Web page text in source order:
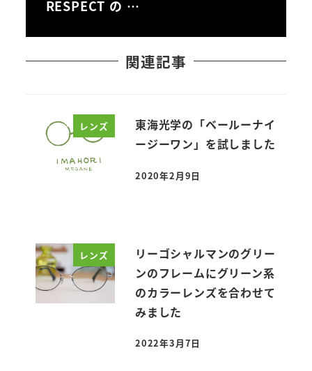
RESPECT の …
関連記事
レンズ
東海光学の「ベールーナイ
ージーワン」を試しました
投稿日
2020年2月9日
レンズ
リーゴシャルマンのグリー
ンのフレームにグリーン系
のカラーレンズを合わせて
みました
投稿日
2022年3月7日